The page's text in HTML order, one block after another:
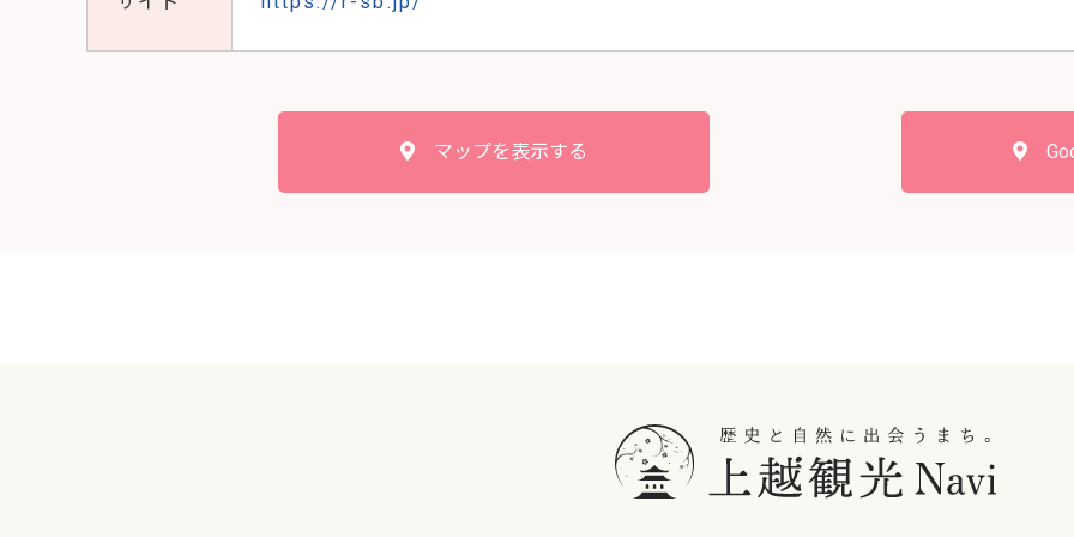
マップを表示する